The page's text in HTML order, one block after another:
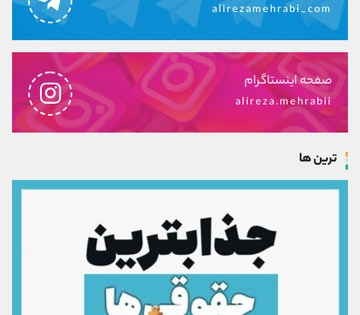
alirezamehrabi_com
صفحه اینستاگرام
alireza.mehrabii
ترین ها